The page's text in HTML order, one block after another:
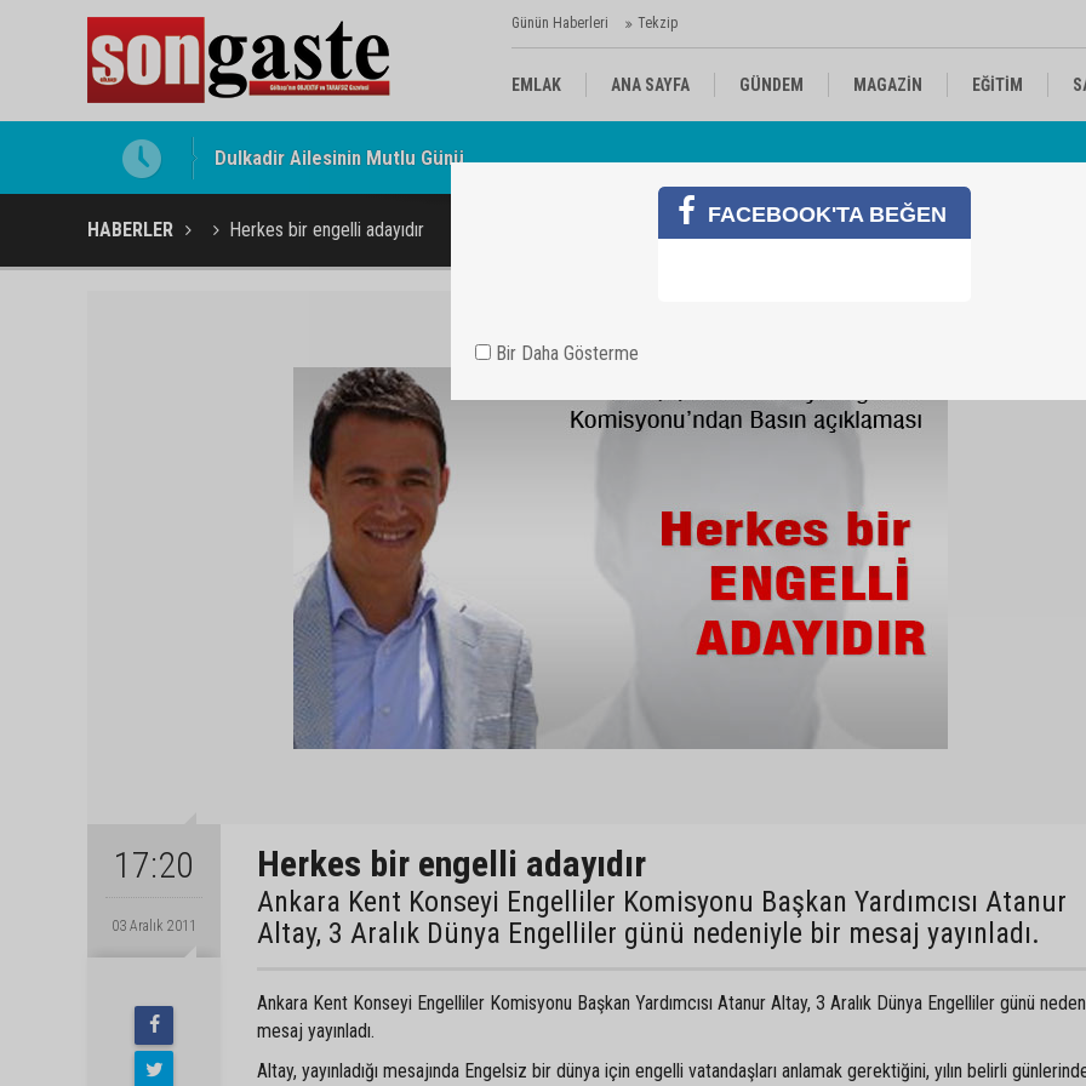
Günün Haberleri Tekzip
EMLAK ANA SAYFA GÜNDEM MAGAZİN EĞİTİM
Gölbaşı Esnafının Sesi Ankara Kalkınma Ajansı'nda
HABERLER Herkes bir engelli adayıdır
17:20
03 Aralık 2011
Herkes bir engelli adayıdır
Ankara Kent Konseyi Engelliler Komisyonu Başkan Yardımcısı Atanur
Altay, 3 Aralık Dünya Engelliler günü nedeniyle bir mesaj yayınladı.
Ankara Kent Konseyi Engelliler Komisyonu Başkan Yardımcısı Atanur Altay, 3 Aralık Dünya Engelliler günü
mesaj yayınladı.
Altay, yayınladığı mesajında Engelsiz bir dünya için engelli vatandaşları anlamak gerektiğini, yılın belirli
FACEBOOK'TA BEĞEN
Bir Daha Gösterme